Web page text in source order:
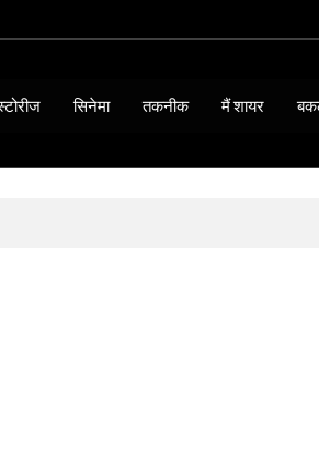
सिनेमा तकनीक मैं शायर